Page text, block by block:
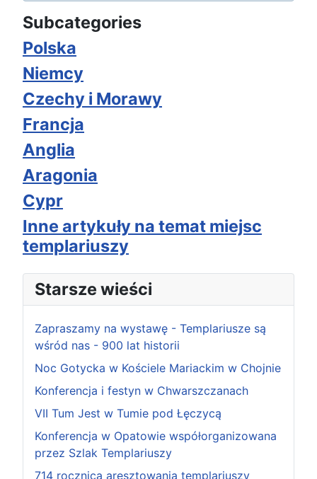
Subcategories
Polska
Niemcy
Czechy i Morawy
Francja
Anglia
Aragonia
Cypr
Inne artykuły na temat miejsc
templariuszy
Starsze wieści
Zapraszamy na wystawę - Templariusze są
wśród nas - 900 lat historii
Noc Gotycka w Kościele Mariackim w Chojnie
Konferencja i festyn w Chwarszczanach
VII Tum Jest w Tumie pod Łęczycą
Konferencja w Opatowie współorganizowana
przez Szlak Templariuszy
714 rocznica aresztowania templariuszy